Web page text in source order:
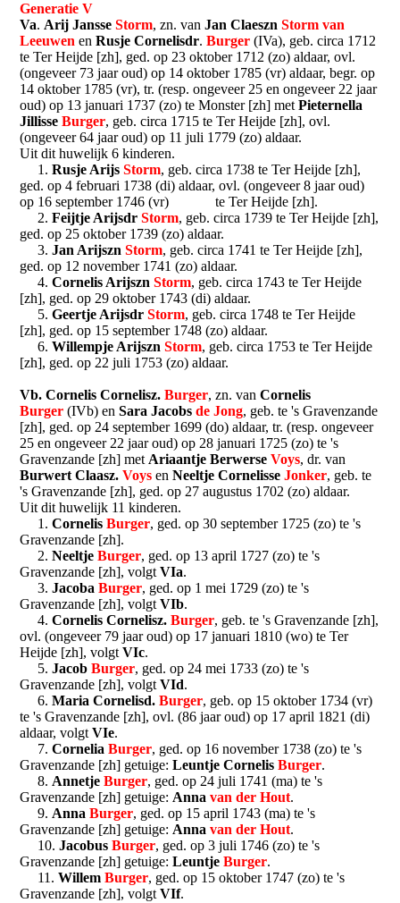
Generatie V
Va. Arij Jansse Storm, zn. vanJan Claeszn Storm van
Leeuwen enRusje Cornelisdr. Burger (IVa), geb. circa 1712
te Ter Heijde [zh], ged. op 23 oktober 1712 (zo) aldaar, ovl.
(ongeveer 73 jaar oud) op 14 oktober 1785 (vr) aldaar, begr. op
14 oktober 1785 (vr), tr. (resp. ongeveer 25 en ongeveer 22 jaar
oud) op 13 januari 1737 (zo) te Monster [zh] metPieternella
JillisseBurger, geb. circa 1715 te Ter Heijde [zh], ovl.
(ongeveer 64 jaar oud) op 11 juli 1779 (zo) aldaar.
Uit dit huwelijk 6 kinderen.
1.Rusje ArijsStorm, geb. circa 1738 te Ter Heijde [zh],
ged. op 4 februari 1738 (di) aldaar, ovl. (ongeveer 8 jaar oud)
op 16 september 1746 (vr) te Ter Heijde [zh].
2.Feijtje ArijsdrStorm, geb. circa 1739 te Ter Heijde [zh],
ged. op 25 oktober 1739 (zo) aldaar.
3.Jan ArijsznStorm, geb. circa 1741 te Ter Heijde [zh],
ged. op 12 november 1741 (zo) aldaar.
4.Cornelis ArijsznStorm, geb. circa 1743 te Ter Heijde
[zh], ged. op 29 oktober 1743 (di) aldaar.
5.Geertje ArijsdrStorm, geb. circa 1748 te Ter Heijde
[zh], ged. op 15 september 1748 (zo) aldaar.
6.Willempje ArijsznStorm, geb. circa 1753 te Ter Heijde
[zh], ged. op 22 juli 1753 (zo) aldaar.
Vb. Cornelis Cornelisz.Burger, zn. vanCornelis
Burger (IVb) enSara Jacobsde Jong, geb. te 's Gravenzande
[zh], ged. op 24 september 1699 (do) aldaar, tr. (resp. ongeveer
25 en ongeveer 22 jaar oud) op 28 januari 1725 (zo) te 's
Gravenzande [zh] met Ariaantje BerwerseVoys, dr. van
Burwert Claasz.Voys enNeeltje CornelisseJonker, geb. te
's Gravenzande [zh], ged. op 27 augustus 1702 (zo) aldaar.
Uit dit huwelijk 11 kinderen.
1.CornelisBurger, ged. op 30 september 1725 (zo) te 's
Gravenzande [zh].
2.NeeltjeBurger, ged. op 13 april 1727 (zo) te 's
Gravenzande [zh], volgtVIa.
3.JacobaBurger, ged. op 1 mei 1729 (zo) te 's
Gravenzande [zh], volgtVIb.
4.Cornelis Cornelisz.Burger, geb. te 's Gravenzande [zh],
ovl. (ongeveer 79 jaar oud) op 17 januari 1810 (wo) te Ter
Heijde [zh], volgtVIc.
5.JacobBurger, ged. op 24 mei 1733 (zo) te 's
Gravenzande [zh], volgtVId.
6.Maria Cornelisd.Burger, geb. op 15 oktober 1734 (vr)
te 's Gravenzande [zh], ovl. (86 jaar oud) op 17 april 1821 (di)
aldaar, volgtVIe.
7.CorneliaBurger, ged. op 16 november 1738 (zo) te 's
Gravenzande [zh] getuige:Leuntje CornelisBurger.
8. AnnetjeBurger, ged. op 24 juli 1741 (ma) te 's
Gravenzande [zh] getuige: Annavan der Hout.
9. AnnaBurger, ged. op 15 april 1743 (ma) te 's
Gravenzande [zh] getuige: Annavan der Hout.
10.JacobusBurger, ged. op 3 juli 1746 (zo) te 's
Gravenzande [zh] getuige:LeuntjeBurger.
11.WillemBurger, ged. op 15 oktober 1747 (zo) te 's
Gravenzande [zh], volgtVIf.